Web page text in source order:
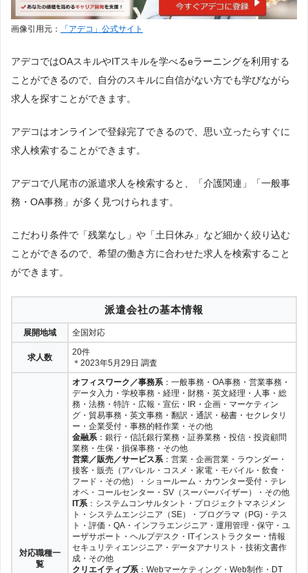
画像引用元： 「アデコ」公式サイト
アデコではOAスキルやITスキルを学べるeラーニングを利用する
ことができるので、自分のスキルに自信がない方でも学びながら
求人を探すことができます。
アデコはオンラインで登録完了できるので、思い立ったらすぐに
求人検索することができます。
アデコで八尾市の派遣求人を検索すると、「介護関連」「一般事
務・OA事務」が多く見つけられます。
こだわり条件で「残業なし」や「土日休み」など細かく絞り込む
ことができるので、希望の働き方に合わせた求人を検索すること
ができます。
派遣会社の基本情報
展開地域 全国対応
求人数
20件
＊2023年5月29日 調査
対応職種一
覧
オフィスワーク／事務系 ：一般事務・OA事務・営業事務・
データ入力・学校事務・経理・財務・英文経理・人事・総
務・法務・特許・広報・宣伝・IR・企画・マーケティン
グ・貿易事務・英文事務・翻訳・通訳・秘書・セクレタリ
ー・企業受付・事務的軽作業・その他
金融系 ：銀行・信託銀行業務・証券業務・投信・投資顧問
業務・生保・損保事務・その他
営業／販売／サービス系 ：営業・企画営業・ラウンダー・
接客・販売（アパレル・コスメ・家電・モバイル・飲食・
フード・その他）・ショールーム・カウンター受付・テレ
オペ・コールセンター・SV（スーパーバイザー）・その他
IT系 ：システムコンサルタント・プロジェクトマネジメン
ト・システムエンジニア（SE）・プログラマ（PG)・テス
ト・評価・QA・インフラエンジニア・運用管理・保守・ユ
ーザサポート・ヘルプデスク・ITインストラクター・情報
セキュリティエンジニア・データアナリスト・技術文書作
成・その他
クリエイティブ系 ：Webマーケティング・Web制作・DT